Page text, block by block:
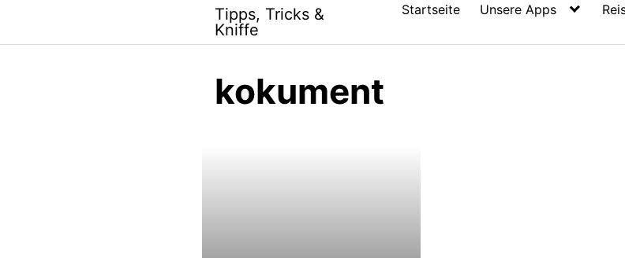
content
Tipps, Tricks &
Kniffe
Startseite Unsere Apps
kokument